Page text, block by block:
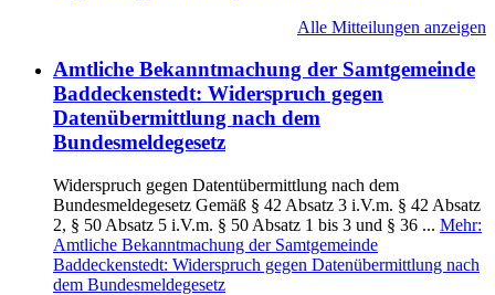
Alle Mitteilungen anzeigen
Amtliche Bekanntmachung der Samtgemeinde
Baddeckenstedt: Widerspruch gegen
Datenübermittlung nach dem
Bundesmeldegesetz
Widerspruch gegen Datentübermittlung nach dem
Bundesmeldegesetz Gemäß § 42 Absatz 3 i.V.m. § 42 Absatz
2, § 50 Absatz 5 i.V.m. § 50 Absatz 1 bis 3 und § 36 ... Mehr:
Amtliche Bekanntmachung der Samtgemeinde
Baddeckenstedt: Widerspruch gegen Datenübermittlung nach
dem Bundesmeldegesetz